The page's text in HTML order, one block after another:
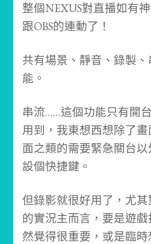
整個NEXUS對直播如有
跟OBS的連動了！
共有場景、靜音、錄製
能。
串流……這個功能只有開
用到，我東想西想除了
面之類的需要緊急關台
設個快捷鍵。
但錄影就很好用了，尤
的實況主而言，要是遊
然覺得很重要，或是臨